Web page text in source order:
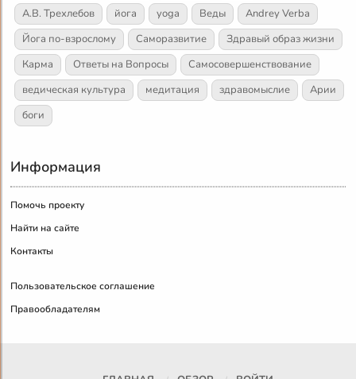
А.В. Трехлебов
йога yoga Веды
Andrey Verba
Йога по-взрослому
Саморазвитие
Здравый образ жизни
Карма
Ответы на Вопросы
Самосовершенствование
ведическая культура
медитация здравомыслие
Арии
боги
Информация
Помочь проекту
Найти на сайте
Контакты
Пользовательское соглашение
Правообладателям